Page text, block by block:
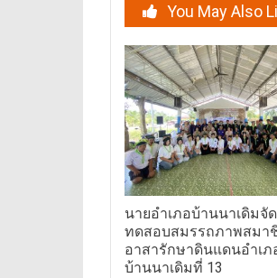
You May Also
นายอำเภอบ้านนาเดิมจั
ทดสอบสมรรถภาพสมา
อาสารักษาดินแดนอำเภ
บ้านนาเดิมที่ 13